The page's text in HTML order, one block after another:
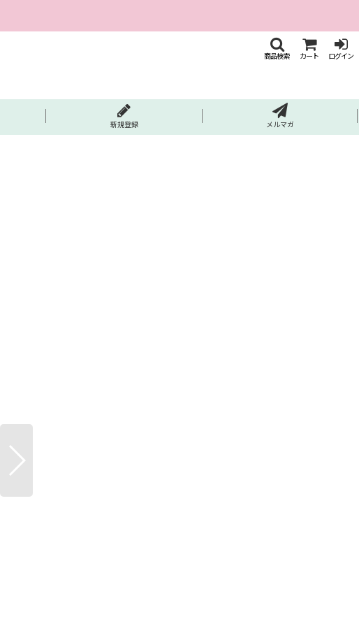
商品検索 カート ログイン
新規登録 メルマガ